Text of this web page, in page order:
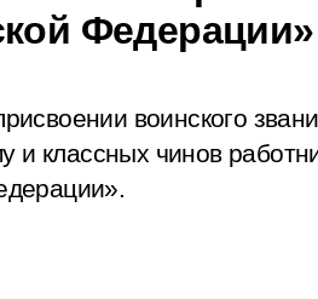
Федерации»
воинского
классных чинов